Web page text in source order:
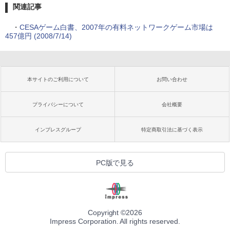
関連記事
・ CESAゲーム白書、2007年の有料ネットワークゲーム市場は
457億円 (2008/7/14)
本サイトのご利用について お問い合わせ
プライバシーについて 会社概要
インプレスグループ 特定商取引法に基づく表示
PC版で見る
Copyright ©2026
Impress Corporation. All rights reserved.